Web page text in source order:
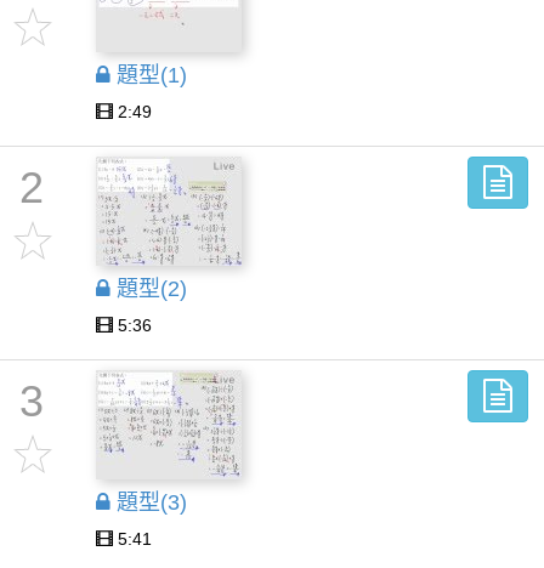
題型(1)
2:49
2
題型(2)
5:36
3
題型(3)
5:41